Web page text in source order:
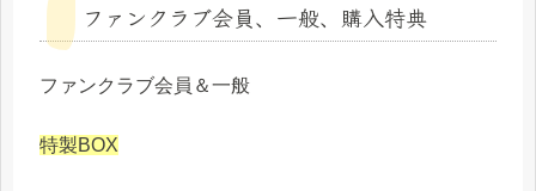
ファンクラブ会員、一般、購入特典
ファンクラブ会員＆一般
特製BOX